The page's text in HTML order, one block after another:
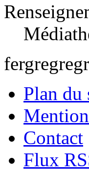
Plan du
Contact
Flux